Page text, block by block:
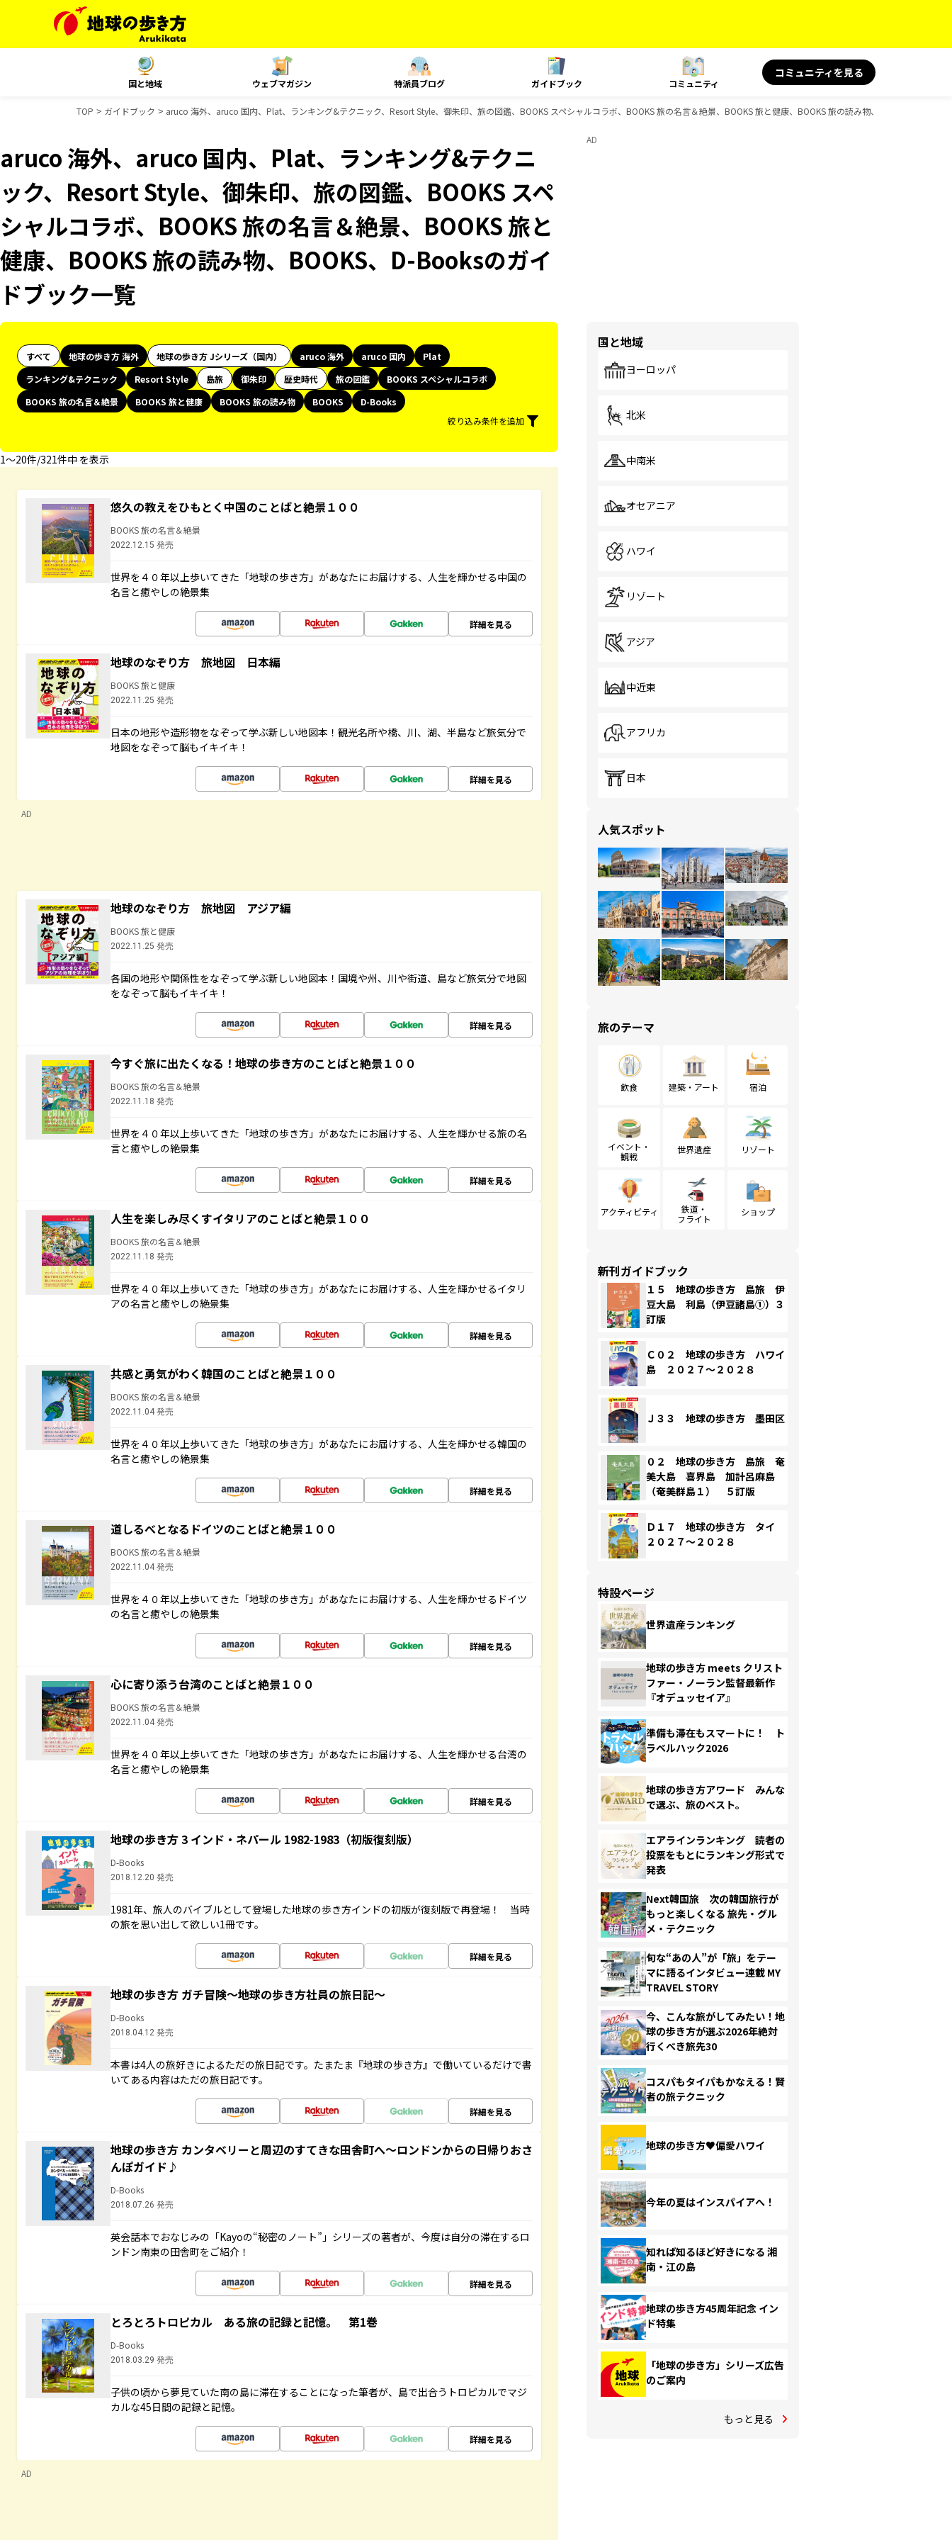
国と地域 ウェブマガジン 特派員ブログ ガイドブック コミュニティ
コミュニティを見る
TOP ガイドブック aruco 海外、aruco 国内、Plat、ランキング&テクニック、Resort Style、御朱印、旅の図鑑、BOOKS スペシャルコラボ、BOOKS 旅の名言＆絶景、BOOKS 旅と健康、BOOKS 旅の読み物、BOOKS、D-
aruco 海外、aruco 国内、Plat、ランキング&テクニ
ック、Resort Style、御朱印、旅の図鑑、BOOKS スペ
シャルコラボ、BOOKS 旅の名言＆絶景、BOOKS 旅と
健康、BOOKS 旅の読み物、BOOKS、D-Booksのガイ
ドブック一覧
すべて 地球の歩き方 海外 地球の歩き方 Jシリーズ（国内） aruco 海外 aruco 国内
Plat
ランキング&テクニック
Resort Style 島旅 御朱印 歴史時代 旅の図鑑
BOOKS スペシャルコラボ
BOOKS 旅の名言＆絶景
BOOKS 旅と健康 BOOKS 旅の読み物 BOOKS
D-Books
絞り込み条件を追加
1〜20件/321件中 を表示
悠久の教えをひもとく中国のことばと絶景１００
BOOKS 旅の名言＆絶景
2022.12.15 発売
世界を４０年以上歩いてきた「地球の歩き方」があなたにお届けする、人生を輝かせる中国の
名言と癒やしの絶景集
詳細を見る
地球のなぞり方 旅地図 日本編
BOOKS 旅と健康
2022.11.25 発売
日本の地形や造形物をなぞって学ぶ新しい地図本！観光名所や橋、川、湖、半島など旅気分で
地図をなぞって脳もイキイキ！
詳細を見る
AD
地球のなぞり方 旅地図 アジア編
BOOKS 旅と健康
2022.11.25 発売
各国の地形や関係性をなぞって学ぶ新しい地図本！国境や州、川や街道、島など旅気分で地図
をなぞって脳もイキイキ！
詳細を見る
今すぐ旅に出たくなる！地球の歩き方のことばと絶景１００
BOOKS 旅の名言＆絶景
2022.11.18 発売
世界を４０年以上歩いてきた「地球の歩き方」があなたにお届けする、人生を輝かせる旅の名
言と癒やしの絶景集
詳細を見る
人生を楽しみ尽くすイタリアのことばと絶景１００
BOOKS 旅の名言＆絶景
2022.11.18 発売
世界を４０年以上歩いてきた「地球の歩き方」があなたにお届けする、人生を輝かせるイタリ
アの名言と癒やしの絶景集
詳細を見る
共感と勇気がわく韓国のことばと絶景１００
BOOKS 旅の名言＆絶景
2022.11.04 発売
世界を４０年以上歩いてきた「地球の歩き方」があなたにお届けする、人生を輝かせる韓国の
名言と癒やしの絶景集
詳細を見る
道しるべとなるドイツのことばと絶景１００
BOOKS 旅の名言＆絶景
2022.11.04 発売
世界を４０年以上歩いてきた「地球の歩き方」があなたにお届けする、人生を輝かせるドイツ
の名言と癒やしの絶景集
詳細を見る
心に寄り添う台湾のことばと絶景１００
BOOKS 旅の名言＆絶景
2022.11.04 発売
世界を４０年以上歩いてきた「地球の歩き方」があなたにお届けする、人生を輝かせる台湾の
名言と癒やしの絶景集
詳細を見る
地球の歩き方 3 インド・ネパール 1982-1983（初版復刻版）
D-Books
2018.12.20 発売
1981年、旅人のバイブルとして登場した地球の歩き方インドの初版が復刻版で再登場！ 当時
の旅を思い出して欲しい1冊です。
詳細を見る
地球の歩き方 ガチ冒険～地球の歩き方社員の旅日記～
D-Books
2018.04.12 発売
本書は4人の旅好きによるただの旅日記です。たまたま『地球の歩き方』で働いているだけで書
いてある内容はただの旅日記です。
詳細を見る
地球の歩き方 カンタベリーと周辺のすてきな田舎町へ～ロンドンからの日帰りおさ
んぽガイド♪
D-Books
2018.07.26 発売
英会話本でおなじみの「Kayoの“秘密のノート”」シリーズの著者が、今度は自分の滞在するロ
ンドン南東の田舎町をご紹介！
詳細を見る
とろとろトロピカル ある旅の記録と記憶。 第1巻
D-Books
2018.03.29 発売
子供の頃から夢見ていた南の島に滞在することになった筆者が、島で出合うトロピカルでマジ
カルな45日間の記録と記憶。
詳細を見る
AD
AD
国と地域
ヨーロッパ
北米
中南米
オセアニア
ハワイ
リゾート
アジア
中近東
アフリカ
日本
人気スポット
旅のテーマ
飲食 建築・アート 宿泊
イベント・
観戦
世界遺産 リゾート
アクティビティ
鉄道・
フライト
ショップ
新刊ガイドブック
１５ 地球の歩き方 島旅 伊
豆大島 利島（伊豆諸島①）３
訂版
Ｃ０２ 地球の歩き方 ハワイ
島 ２０２７～２０２８
Ｊ３３ 地球の歩き方 墨田区
０２ 地球の歩き方 島旅 奄
美大島 喜界島 加計呂麻島
（奄美群島１） ５訂版
Ｄ１７ 地球の歩き方 タイ
２０２７～２０２８
特設ページ
世界遺産ランキング
地球の歩き方 meets クリスト
ファー・ノーラン監督最新作
『オデュッセイア』
準備も滞在もスマートに！ ト
ラベルハック2026
地球の歩き方アワード みんな
で選ぶ、旅のベスト。
エアラインランキング 読者の
投票をもとにランキング形式で
発表
Next韓国旅 次の韓国旅行が
もっと楽しくなる 旅先・グル
メ・テクニック
旬な“あの人”が「旅」をテー
マに語るインタビュー連載 MY
TRAVEL STORY
今、こんな旅がしてみたい！地
球の歩き方が選ぶ2026年絶対
行くべき旅先30
コスパもタイパもかなえる！賢
者の旅テクニック
地球の歩き方♥偏愛ハワイ
今年の夏はインスパイアへ！
知れば知るほど好きになる 湘
南・江の島
地球の歩き方45周年記念 イン
ド特集
「地球の歩き方」シリーズ広告
のご案内
もっと見る